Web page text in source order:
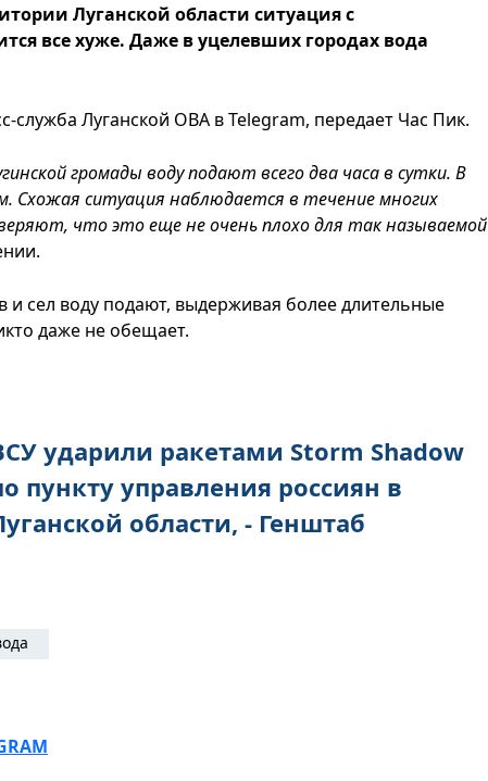
Луганской области ситуация с
все хуже. Даже в уцелевших городах вода
служба Луганской ОВА в Telegram, передает Час Пик.
громады воду подают всего два часа в сутки. В
Схожая ситуация наблюдается в течение многих
что это еще не очень плохо для так называемой
и сел воду подают, выдерживая более длительные
даже не обещает.
ударили ракетами Storm Shadow
пункту управления россиян в
области, - Генштаб